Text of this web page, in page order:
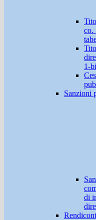
co.
1-
Sanzioni
di